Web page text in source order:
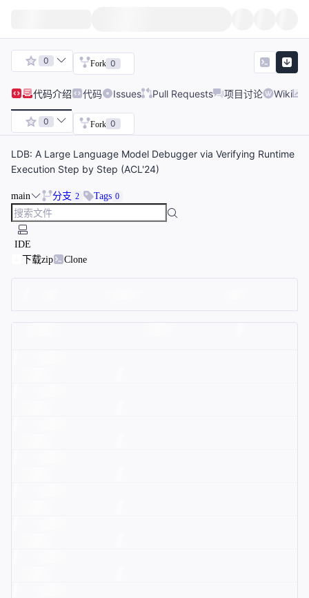
0 Fork 0
代码介绍 代码 Issues Pull Requests 项目讨论 Wiki
0 Fork 0
LDB: A Large Language Model Debugger via Verifying Runtime
Execution Step by Step (ACL'24)
main 分支 2 Tags 0
IDE
下载zip
Clone